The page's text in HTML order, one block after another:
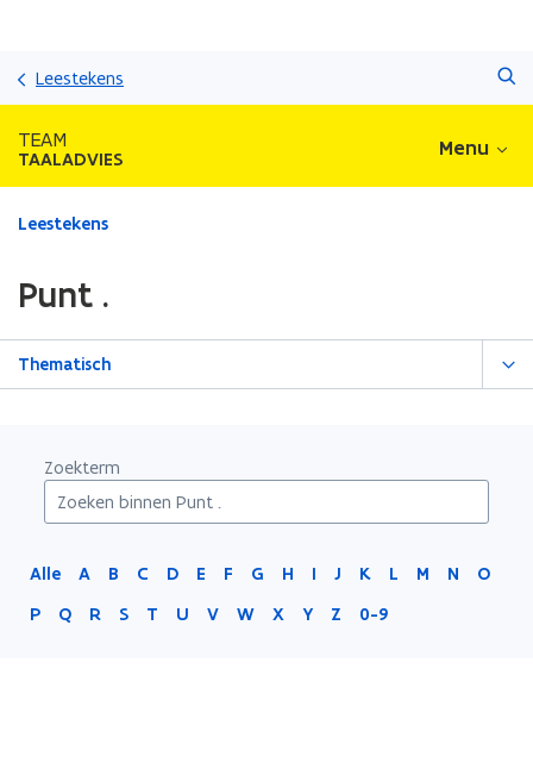
Leestekens
TEAM
TAALADVIES Menu
Gedaan
zich
op:
Punt
Leestekens
Punt .
Thematisch
Zoekterm
Alle A B C D E F G H I J K L M N
O
P
Q R S T U V W X Y Z 0-9